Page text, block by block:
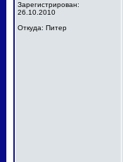
Зарегистрирован:
26.10.2010
Откуда: Питер